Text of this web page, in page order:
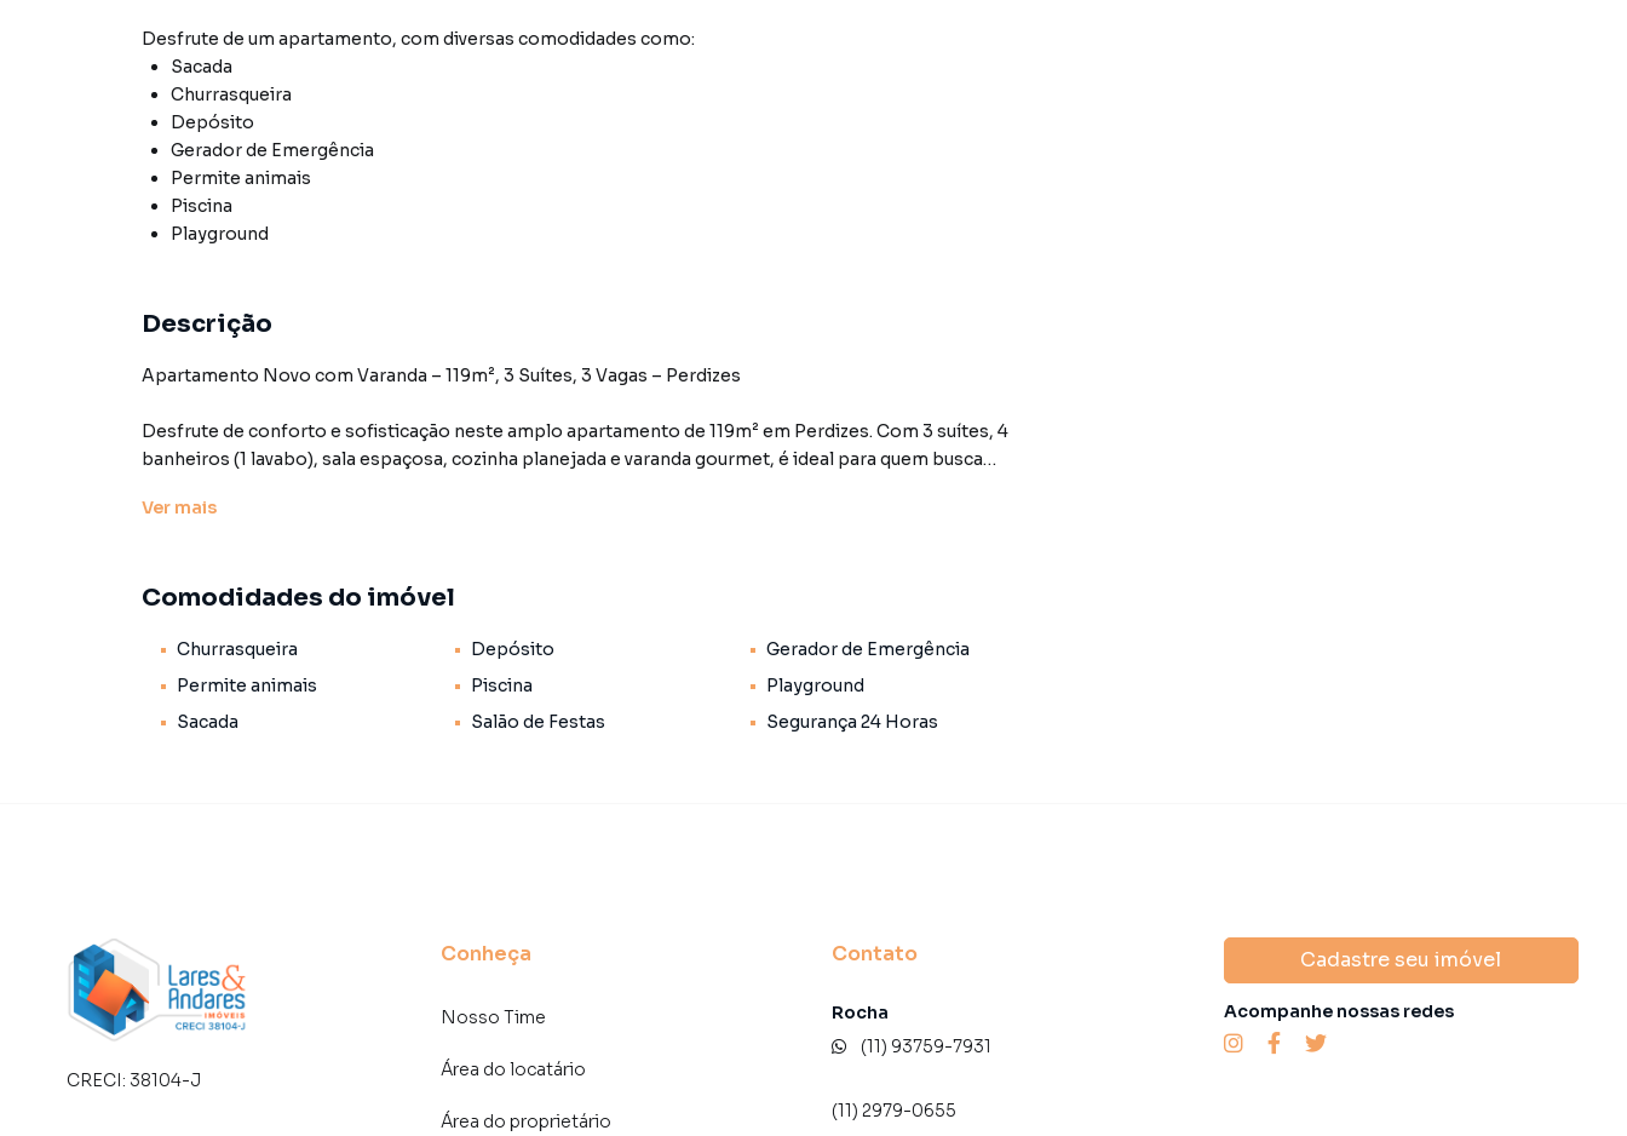
Desfrute de um apartamento, com diversas comodidades como:
Sacada
Churrasqueira
Depósito
Gerador de Emergência
Permite animais
Piscina
Playground
Descrição
Apartamento Novo com Varanda – 119m², 3 Suítes, 3 Vagas – Perdizes
Desfrute de conforto e sofisticação neste amplo apartamento de 119m² em Perdizes. Com 3 suítes, 4
banheiros (1 lavabo), sala espaçosa, cozinha planejada e varanda gourmet, é ideal para quem busca
como Shopping Bourbon, Allianz Parque e Memorial da América Latina.
Apartamento para Venda em região valorizada do bairro Perdizes, em São Paulo. Não encontrou o que
Negocie seu imóvel de forma totalmente online, com segurança e tranquilidade. Na Lares e Andares
Imóveis você consegue comprar ou alugar um imóvel em São Paulo mesmo não estando na cidade e
com a praticidade de fazer tudo online, direto do seu computador ou smartphone. Nós criamos
soluções inovadoras para simplificar a relação de proprietários, inquilinos e compradores com o
Ver mais
Comodidades do imóvel
Churrasqueira Depósito
Gerador de Emergência
Permite animais
Piscina
Playground
Sacada
Salão de Festas Segurança 24 Horas
CRECI: 38104-J
Conheça
Nosso Time
Área do locatário
Área do proprietário
Contato
Rocha
(11) 93759-7931
(11) 2979-0655
Cadastre seu imóvel
Acompanhe nossas redes